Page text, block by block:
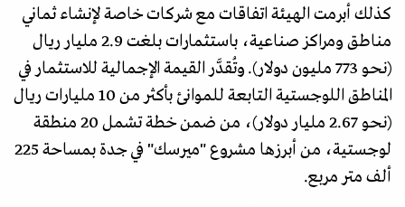
كذلك أبرمت الهيئة اتفاقات مع شركات خاصة لإنشاء ثماني
مناطق ومراكز صناعية، باستثمارات بلغت 2.9 مليار ريال
(نحو 773 مليون دولار). وتُقدَّر القيمة الإجمالية للاستثمار في
المناطق اللوجستية التابعة للموانئ بأكثر من 10 مليارات ريال
(نحو 2.67 مليار دولار)، من ضمن خطة تشمل 20 منطقة
لوجستية، من أبرزها مشروع "ميرسك" في جدة بمساحة 225
ألف متر مربع.